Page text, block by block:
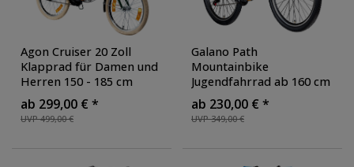
Agon Cruiser 20 Zoll
Klapprad für Damen und
Herren 150 - 185 cm
Klappfahrrad Faltrad
StVZO Faltfahrrad
Erwachsene tiefer
UVP 499,00 €
ab 299,00 € *
Galano Path
Mountainbike
Jugendfahrrad ab 160 cm
Fahrrad 26 Zoll für
Mädchen Jungen oder
Erwachsene MTB
UVP 349,00 €
ab 230,00 € *